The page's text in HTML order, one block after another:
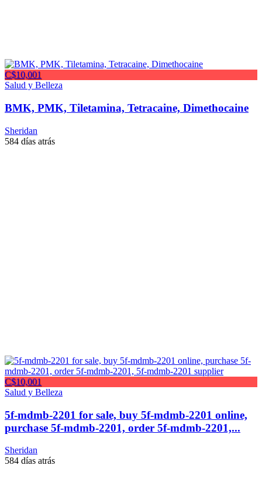
C$10,001
Salud y Belleza
BMK, PMK, Tiletamina, Tetracaine, Dimethocaine
Sheridan
584 días atrás
C$10,001
Salud y Belleza
5f-mdmb-2201 for sale, buy 5f-mdmb-2201 online,
purchase 5f-mdmb-2201, order 5f-mdmb-2201,...
Sheridan
584 días atrás